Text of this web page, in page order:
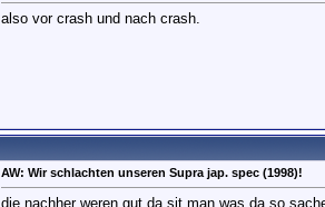
also vor crash und nach crash.
AW: Wir schlachten unseren Supra jap. spec (1998)!
die nachher weren gut da sit man was da so